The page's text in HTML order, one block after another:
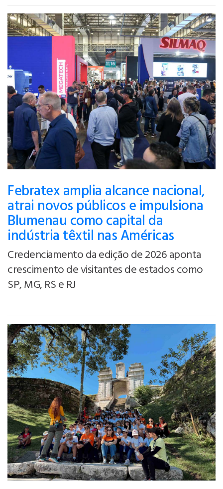
Febratex amplia alcance nacional,
atrai novos públicos e impulsiona
Blumenau como capital da
indústria têxtil nas Américas
Credenciamento da edição de 2026 aponta
crescimento de visitantes de estados como
SP, MG, RS e RJ